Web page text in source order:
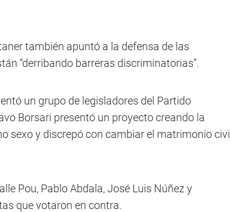
también apuntó a la defensa de las
“derribando barreras discriminatorias”.
un grupo de legisladores del Partido
Borsari presentó un proyecto creando la
sexo y discrepó con cambiar el matrimonio civil
Pou, Pablo Abdala, José Luis Núñez y
que votaron en contra.